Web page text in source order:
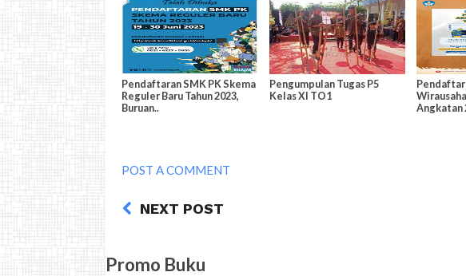
Pendaftaran SMK PK Skema
Reguler Baru Tahun 2023,
Buruan..
Pengumpulan Tugas P5
Kelas XI TO1
Angkatan
POST A COMMENT
NEXT POST
Promo Buku